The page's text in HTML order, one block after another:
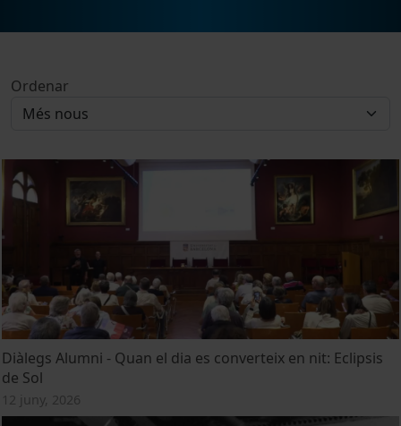
Ordenar
Diàlegs Alumni - Quan el dia es converteix en nit: Eclipsis
de Sol
12 juny, 2026